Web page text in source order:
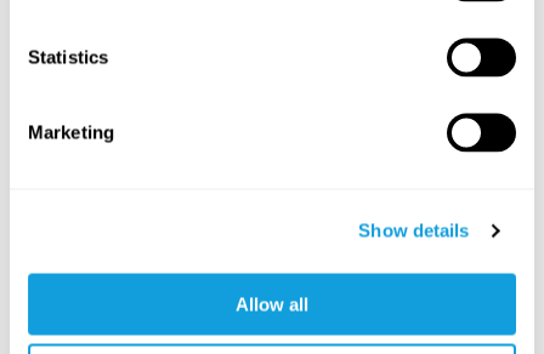
Statistics
Marketing
Show details
Allow all
Soft & Gentle – Yin Yoga
Unwind, release tension, and gently reconnect with your